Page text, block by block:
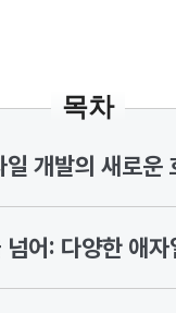
목차
일 개발의 새로운
넘어: 다양한 애자